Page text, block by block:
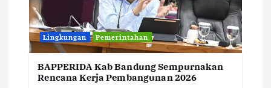
Lingkungan Pemerintahan
BAPPERIDA Kab Bandung Sempurnakan
Rencana Kerja Pembangunan 2026